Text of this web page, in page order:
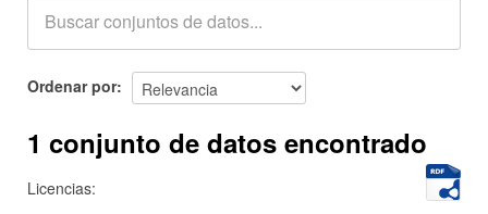
Acerca de
Ordenar por
1 conjunto de datos encontrado
Licencias: